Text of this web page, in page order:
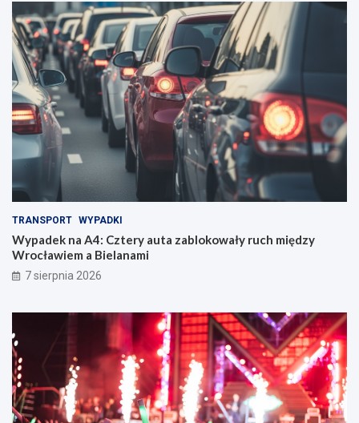
TRANSPORT WYPADKI
Wypadek na A4: Cztery auta zablokowały ruch między
Wrocławiem a Bielanami
7 sierpnia 2026